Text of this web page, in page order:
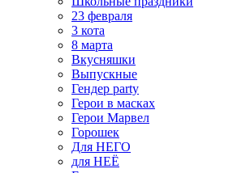
23 февраля
3 кота
8 марта
Вкусняшки
Выпускные
Гендер party
Герои в масках
Герои Марвел
Горошек
Для НЕГО
для НЕЁ